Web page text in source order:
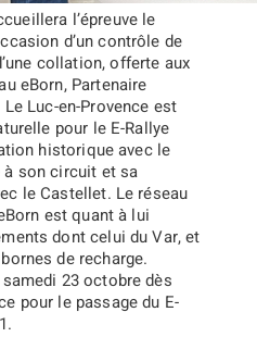
l’épreuve le
d’un contrôle de
collation, offerte aux
eBorn, Partenaire
Luc-en-Provence est
pour le E-Rallye
historique avec le
son circuit et sa
le Castellet. Le réseau
est quant à lui
dont celui du Var, et
de recharge.
23 octobre dès
pour le passage du E-